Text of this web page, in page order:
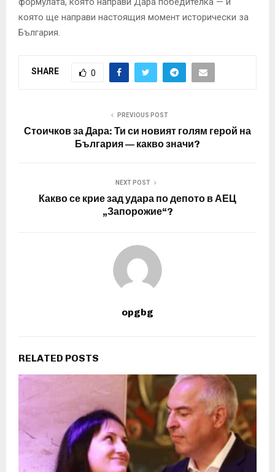
която ще направи настоящия момент исторически за
България.
SHARE 0
PREVIOUS POST
Стоичков за Дара: Ти си новият голям герой на
България — какво значи?
NEXT POST
Какво се крие зад удара по депото в АЕЦ
„Запорожие“?
opgbg
RELATED POSTS